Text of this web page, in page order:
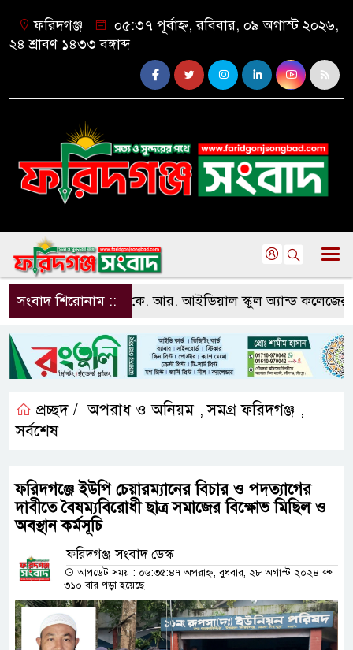
ফরিদগঞ্জ
০৫:৩৭ পূর্বাহ্ন, রবিবার, ০৯ অগাস্ট ২০২৬,
২৪ শ্রাবণ ১৪৩৩ বঙ্গাব্দ
সংবাদ শিরোনাম ::
ফরিদগঞ্জ কে. আর. আইডিয়াল স্কুল অ্যান্ড কলেজের
প্রচ্ছদ / অপরাধ ও অনিয়ম ,সমগ্র ফরিদগঞ্জ ,
সর্বশেষ
ফরিদগঞ্জে ইউপি চেয়ারম্যানের বিচার ও পদত্যাগের
দাবীতে বৈষম্যবিরোধী ছাত্র সমাজের বিক্ষোভ মিছিল ও
অবস্থান কর্মসূচি
ফরিদগঞ্জ সংবাদ ডেস্ক
আপডেট সময় : ০৬:৩৫:৪৭ অপরাহ্ন, বুধবার, ২৮ অগাস্ট ২০২৪
৩১০ বার পড়া হয়েছে